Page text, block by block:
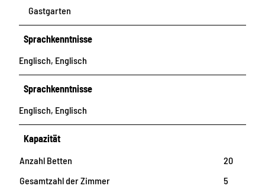
Gastgarten
Sprachkenntnisse
Englisch, Englisch
Sprachkenntnisse
Englisch, Englisch
Kapazität
Anzahl Betten
20
Gesamtzahl der Zimmer
5